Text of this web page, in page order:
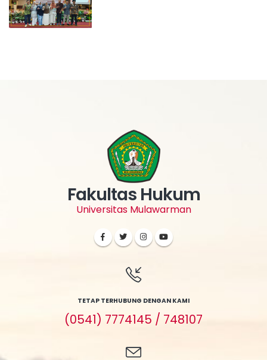
Fakultas Hukum
Universitas Mulawarman
TETAP TERHUBUNG DENGAN KAMI
(0541) 7774145 / 748107